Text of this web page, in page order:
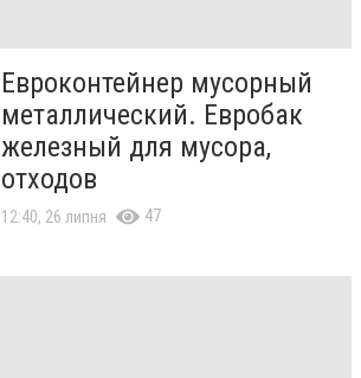
Евроконтейнер мусорный
металлический. Евробак
железный для мусора,
отходов
12:40, 26 липня 47